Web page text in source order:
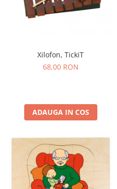
Xilofon, TickiT
68,00 RON
ADAUGA IN COS